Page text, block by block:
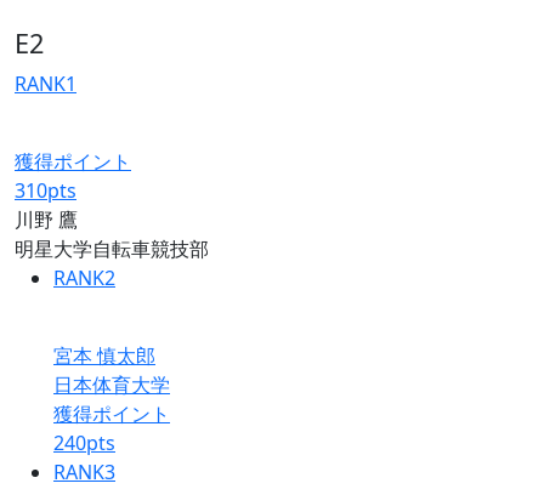
E2
RANK1
獲得ポイント
310pts
川野 鷹
明星大学自転車競技部
RANK2
宮本 慎太郎
日本体育大学
獲得ポイント
240pts
RANK3